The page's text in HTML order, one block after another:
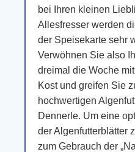
bei Ihren kleinen
Allesfresser werden
der Speisekarte sehr
Verwöhnen Sie also
dreimal die Woche
Kost und greifen Sie
hochwertigen
Dennerle. Um eine
der Algenfutterblätter
zum Gebrauch der